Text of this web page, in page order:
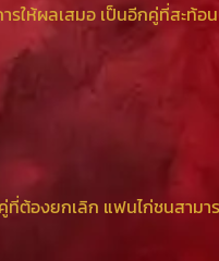
ให้ผลเสมอ เป็นอีกคู่ที่สะท้
ต้องยกเลิก แฟนไก่ชนสามา